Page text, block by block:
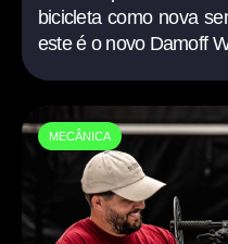
bicicleta como nova
este é o novo Damoff
MECÂNICA